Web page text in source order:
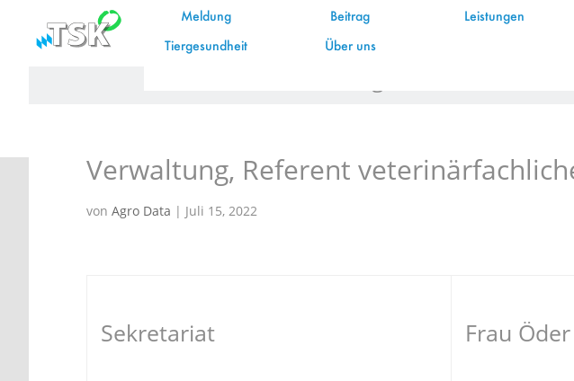
Meldung Beitrag Leistungen
Tiergesundheit
Über uns
Verwaltung, Referent
von Agro Data | Juli 15, 2022
Sekretariat Frau Öder